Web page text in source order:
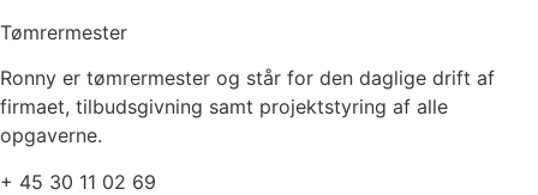
Tømrermester
Ronny er tømrermester og står for den daglige drift af
firmaet, tilbudsgivning samt projektstyring af alle
opgaverne.
+ 45 30 11 02 69